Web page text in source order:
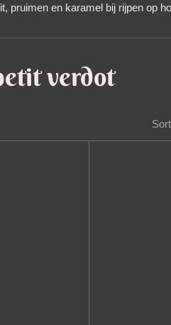
pruimen en karamel bij rijpen op
verdot